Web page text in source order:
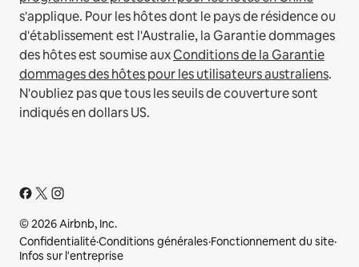
s'applique. Pour les hôtes dont le pays de résidence ou
d'établissement est l'Australie, la Garantie dommages
des hôtes est soumise auxConditions de la Garantie
dommages des hôtes pour les utilisateurs australiens.
N'oubliez pas que tous les seuils de couverture sont
indiqués en dollars US.
© 2026 Airbnb, Inc.
Confidentialité·Conditions générales·Fonctionnement du site·
Infos sur l'entreprise